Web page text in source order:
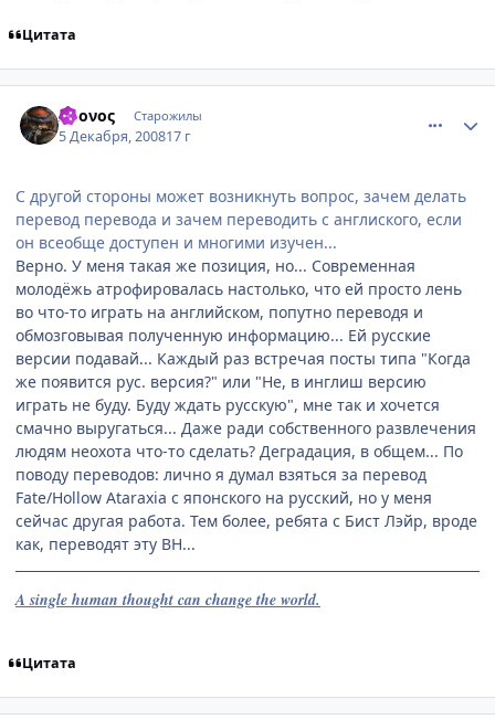
Цитата
Χρονος Старожилы
5 Декабря, 200817 г
С другой стороны может возникнуть вопрос, зачем делать
перевод перевода и зачем переводить с англиского, если
он всеобще доступен и многими изучен...
Верно. У меня такая же позиция, но... Современная
молодёжь атрофировалась настолько, что ей просто лень
во что-то играть на английском, попутно переводя и
обмозговывая полученную информацию... Ей русские
версии подавай... Каждый раз встречая посты типа "Когда
же появится рус. версия?" или "Не, в инглиш версию
играть не буду. Буду ждать русскую", мне так и хочется
смачно выругаться... Даже ради собственного развлечения
людям неохота что-то сделать? Деградация, в общем... По
поводу переводов: лично я думал взяться за перевод
Fate/Hollow Ataraxia с японского на русский, но у меня
сейчас другая работа. Тем более, ребята с Бист Лэйр, вроде
как, переводят эту ВН...
A single human thought can change the world.
Цитата